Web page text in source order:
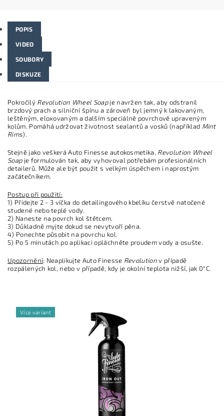
POPIS
VIDEO
SOUBORY
DISKUZE
Pokročilý Revolution Wheel Soapje navržen tak, aby odstranil
brzdový prach a silniční špínu a zároveň byl jemný k lakovaným,
leštěným, eloxovaným a dalším speciálně povrchově upraveným
kolům. Pomáhá udržovat životnost sealantů a vosků (například Mint
Rims).
Stejně jako veškerá Auto Finesse autokosmetika, Revolution Wheel
Soapje formulován tak, aby vyhovoval potřebám profesionálních
detailerů. Může ale být použit s velkým úspěchem i naprostým
začátečníkem.
Postup při použití:
1) Přidejte 2 - 3 víčka do detailingového kbelíku čerstvě natočené
studené nebo teplé vody.
2) Naneste na povrch kol štětcem.
3) Důkladně myjte dokud se nevytvoří pěna.
4) Ponechte působit na povrchu kol.
5) Po 5 minutách po aplikaci opláchněte proudem vody a osušte.
Upozornění: Neaplikujte Auto Finesse Revolutionv případě
rozpálených kol, nebo v případě, kdy je okolní teplota nižší, jak 0°C.
Více variant